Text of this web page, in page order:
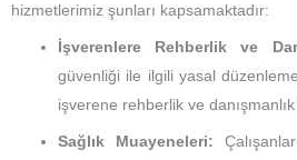
hizmetlerimiz şunları kapsamaktadır:
İşverenlere Rehberlik ve
güvenliği ile ilgili yasal
işverene rehberlik ve
Sağlık Muayeneleri: